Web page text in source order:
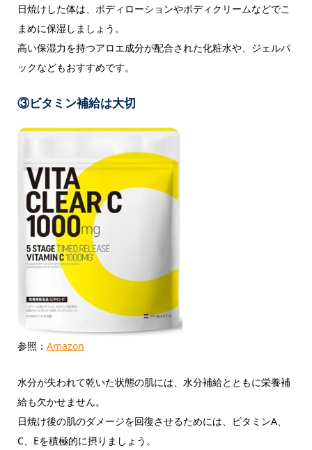
日焼けした体は、ボディローションやボディクリームなどでこ
まめに保湿しましょう。
高い保湿力を持つアロエ成分が配合された化粧水や、ジェルパ
ックなどもおすすめです。
③ビタミン補給は大切
参照： Amazon
水分が失われて乾いた状態の肌には、水分補給とともに栄養補
給も欠かせません。
日焼け後の肌のダメージを回復させるためには、ビタミンA、
C、Eを積極的に摂りましょう。